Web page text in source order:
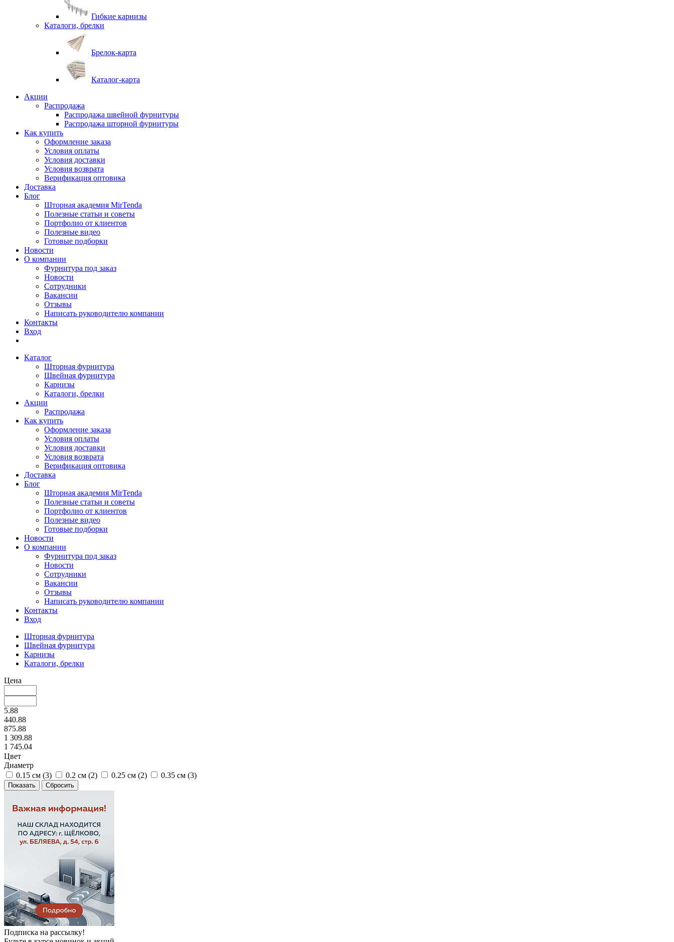
Гибкие карнизы
Каталоги, брелки
Брелок-карта
Каталог-карта
Акции
Распродажа
Распродажа швейной фурнитуры
Распродажа шторной фурнитуры
Как купить
Оформление заказа
Условия оплаты
Условия доставки
Условия возврата
Верификация оптовика
Доставка
Блог
Шторная академия MirTenda
Полезные статьи и советы
Портфолио от клиентов
Полезные видео
Готовые подборки
Новости
О компании
Фурнитура под заказ
Новости
Сотрудники
Вакансии
Отзывы
Написать руководителю компании
Контакты
Вход
Каталог
Шторная фурнитура
Швейная фурнитура
Карнизы
Каталоги, брелки
Акции
Распродажа
Как купить
Оформление заказа
Условия оплаты
Условия доставки
Условия возврата
Верификация оптовика
Доставка
Блог
Шторная академия MirTenda
Полезные статьи и советы
Портфолио от клиентов
Полезные видео
Готовые подборки
Новости
О компании
Фурнитура под заказ
Новости
Сотрудники
Вакансии
Отзывы
Написать руководителю компании
Контакты
Вход
Шторная фурнитура
Швейная фурнитура
Карнизы
Каталоги, брелки
Цена
5.88
440.88
875.88
1 309.88
1 745.04
Цвет
Диаметр
0.15 см (3) 0.2 см (2) 0.25 см (2) 0.35 см (3)
Сбросить
Подписка на рассылку!